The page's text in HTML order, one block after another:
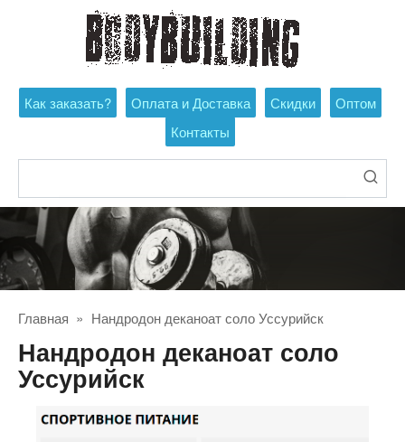
Как заказать? Оплата и Доставка Скидки
Оптом
Контакты
Главная » Нандродон деканоат соло Уссурийск
Нандродон деканоат соло
Уссурийск